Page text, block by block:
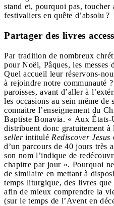
stand et, pourquoi pas,
festivaliers en quête d’absolu ?
Partager des livres
Par tradition de nombreux
pour Noël, Pâques, les messes
Quel accueil leur réservons-
à rejoindre notre communauté
paroisses, avant d’aller à
les occasions au sein même
connaitre l’enseignement du
Baptiste Bonavia. « Aux États-
distribuent donc gratuitement à
sellerintitulé Rediscover Jesus
d’un parcours de 40 jours très
son nom l’indique de
chapitre par jour ». Pourquoi
de similaire en mettant à
temps liturgique, des livres
afin de mieux comprendre la
(sur le temps de l’Avent en